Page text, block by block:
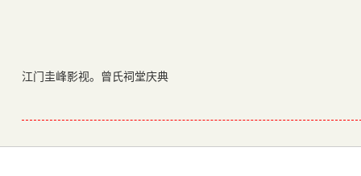
江门圭峰影视。曾氏祠堂庆典